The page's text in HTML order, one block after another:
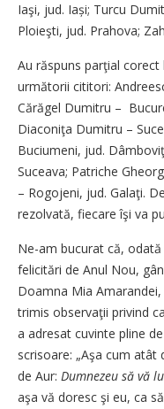
Iaşi, jud. Iași; Turcu
Ploieşti, jud. Prahova;
Au răspuns parţial
următorii cititori:
Cărăgel Dumitru –
Diaconiţa Dumitru –
Buciumeni, jud.
Suceava; Patriche
– Rogojeni, jud. Galaţi.
rezolvată, fiecare îşi va
Ne-am bucurat că,
felicitări de Anul Nou,
Doamna Mia
trimis observaţii privind
a adresat cuvinte pline
scrisoare: „Aşa cum
de Aur: Dumnezeu să vă
aşa vă doresc şi eu, ca